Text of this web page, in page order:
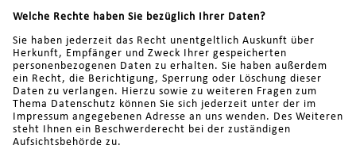
Welche Rechte haben Sie bezüglich Ihrer Daten?
Sie haben jederzeit das Recht unentgeltlich Auskunft über
Herkunft, Empfänger und Zweck Ihrer gespeicherten
personenbezogenen Daten zu erhalten. Sie haben außerdem
ein Recht, die Berichtigung, Sperrung oder Löschung dieser
Daten zu verlangen. Hierzu sowie zu weiteren Fragen zum
Thema Datenschutz können Sie sich jederzeit unter der im
Impressum angegebenen Adresse an uns wenden. Des Weiteren
steht Ihnen ein Beschwerderecht bei der zuständigen
Aufsichtsbehörde zu.